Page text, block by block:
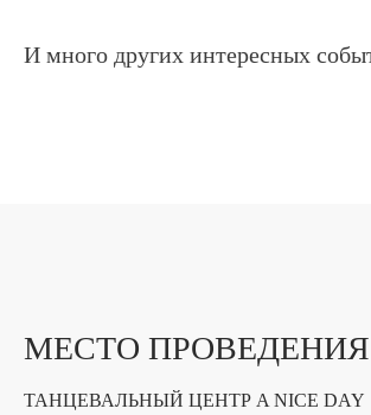
И много других интересных
МЕСТО ПРОВЕДЕНИЯ
ТАНЦЕВАЛЬНЫЙ ЦЕНТР A NICE DAY